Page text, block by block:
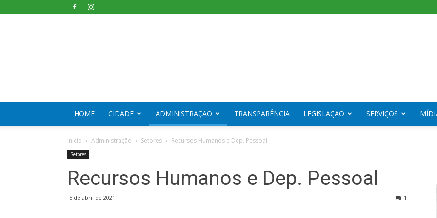
HOME CIDADE ADMINISTRAÇÃO TRANSPARÊNCIA LEGISLAÇÃO SERVIÇOS
Inicio Administração Setores Recursos Humanos e Dep. Pessoal
Setores
Recursos Humanos e Dep. Pessoal
5 de abril de 2021 1